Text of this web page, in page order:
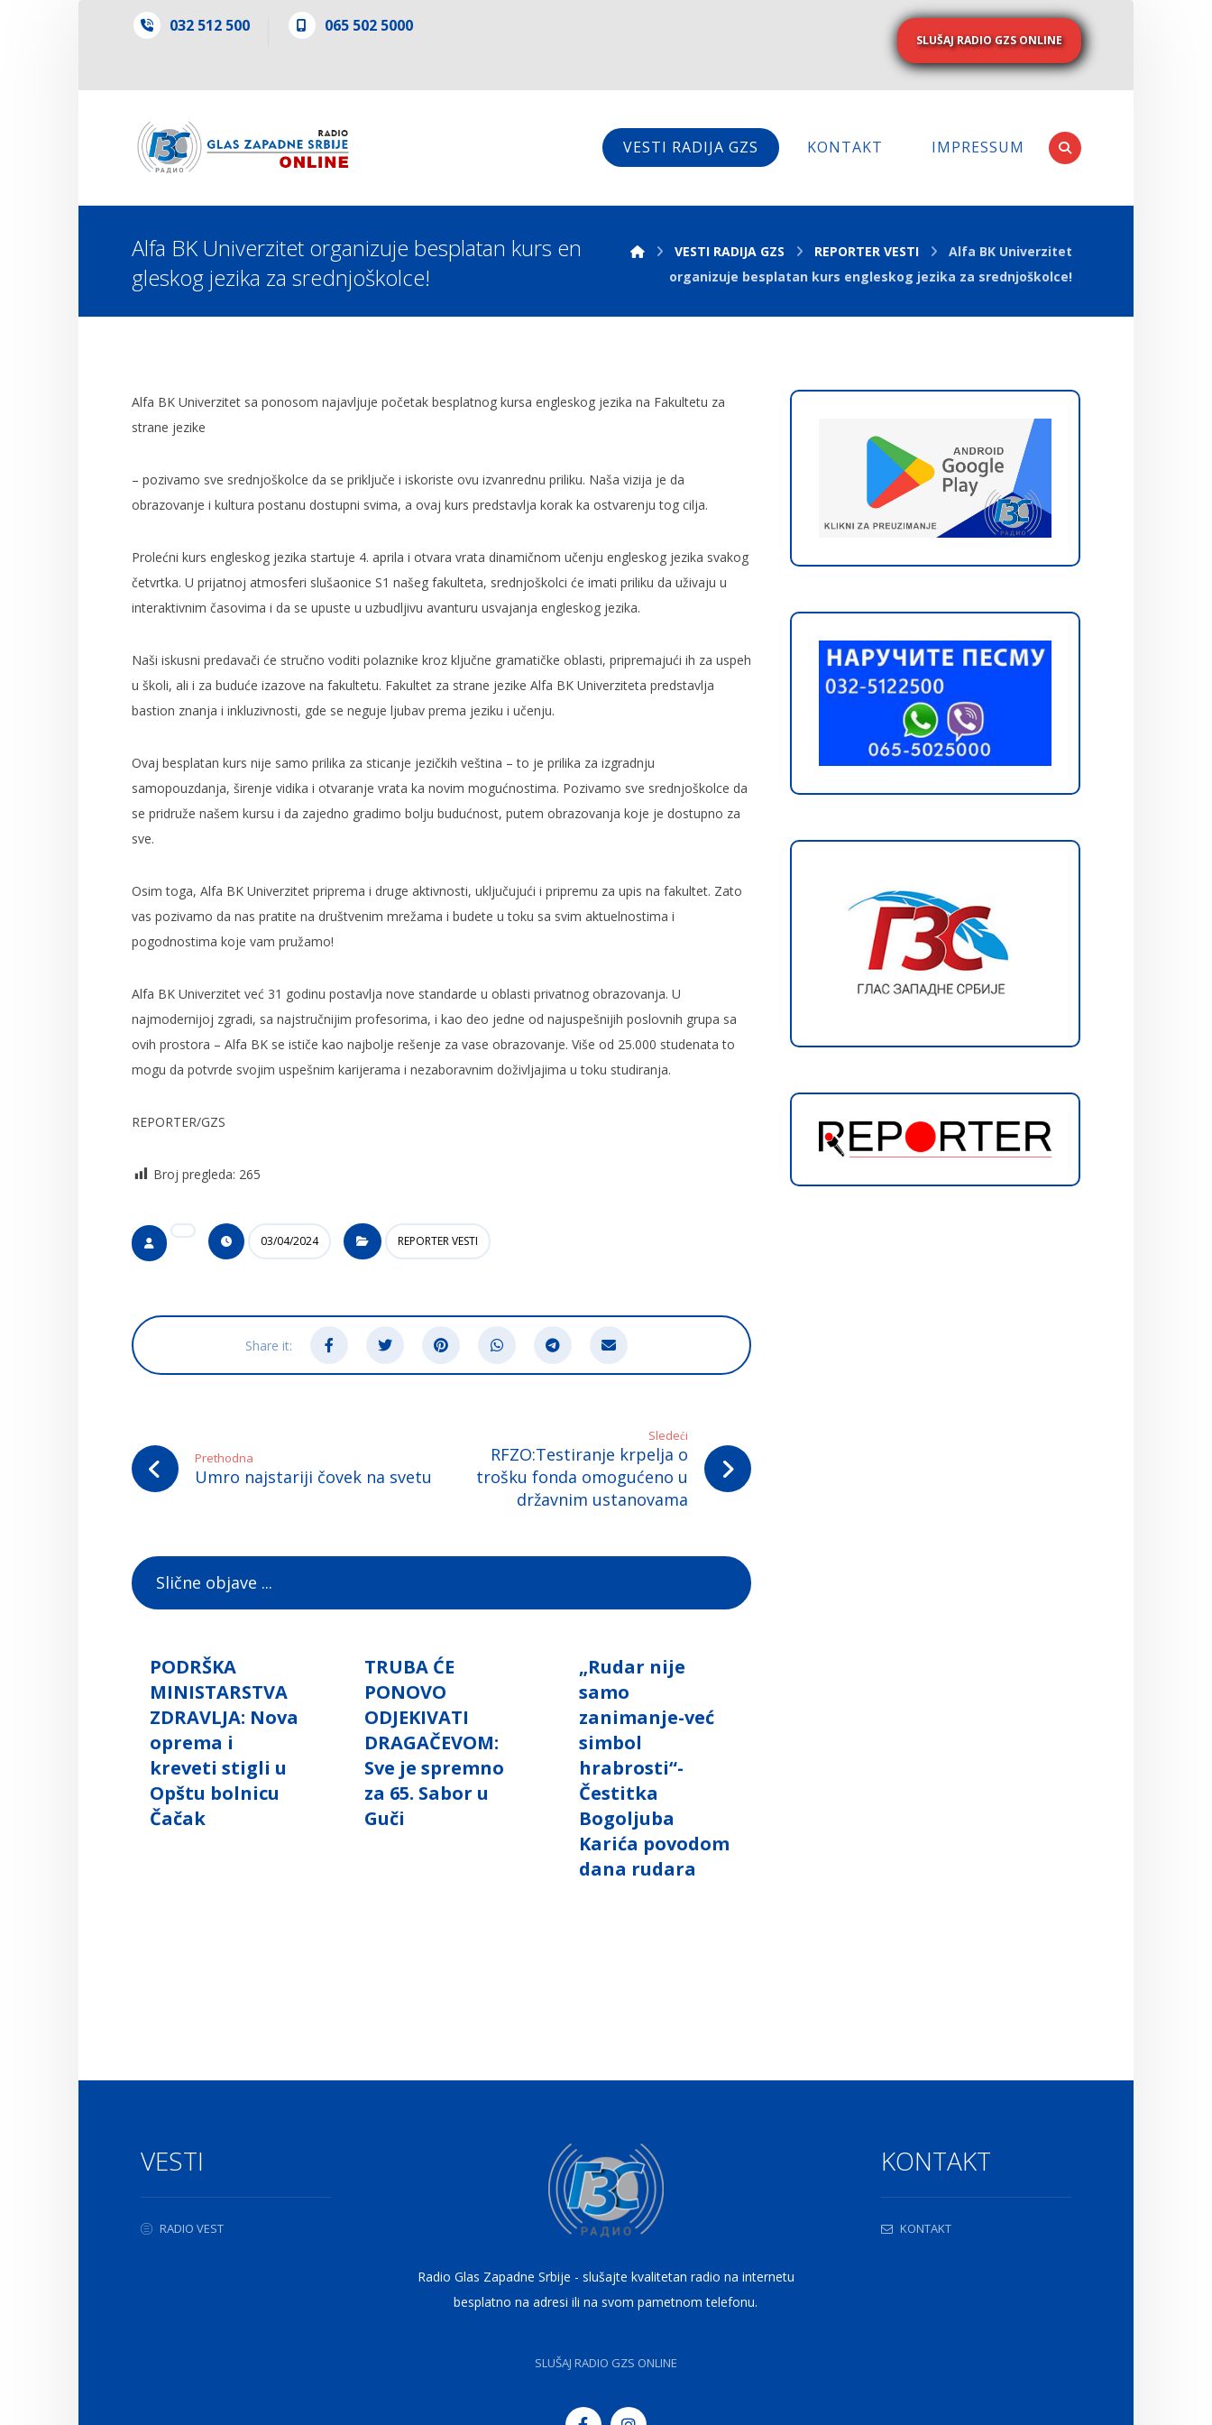
032 512 500 065 502 5000
SLUŠAJ RADIO GZS ONLINE
VESTI RADIJA GZS KONTAKT IMPRESSUM
Alfa BK Univerzitet organizuje besplatan kurs en
gleskog jezika za srednjoškolce!
VESTI RADIJA GZS REPORTER VESTI
Alfa BK Univerzitet
organizuje besplatan kurs engleskog jezika za srednjoškolce!
Alfa BK Univerzitet sa ponosom najavljuje početak besplatnog kursa engleskog jezika na Fakultetu za
strane jezike
– pozivamo sve srednjoškolce da se priključe i iskoriste ovu izvanrednu priliku. Naša vizija je da
obrazovanje i kultura postanu dostupni svima, a ovaj kurs predstavlja korak ka ostvarenju tog cilja.
Prolećni kurs engleskog jezika startuje 4. aprila i otvara vrata dinamičnom učenju engleskog jezika svakog
četvrtka. U prijatnoj atmosferi slušaonice S1 našeg fakulteta, srednjoškolci će imati priliku da uživaju u
interaktivnim časovima i da se upuste u uzbudljivu avanturu usvajanja engleskog jezika.
Naši iskusni predavači će stručno voditi polaznike kroz ključne gramatičke oblasti, pripremajući ih za uspeh
u školi, ali i za buduće izazove na fakultetu. Fakultet za strane jezike Alfa BK Univerziteta predstavlja
bastion znanja i inkluzivnosti, gde se neguje ljubav prema jeziku i učenju.
Ovaj besplatan kurs nije samo prilika za sticanje jezičkih veština – to je prilika za izgradnju
samopouzdanja, širenje vidika i otvaranje vrata ka novim mogućnostima. Pozivamo sve srednjoškolce da
se pridruže našem kursu i da zajedno gradimo bolju budućnost, putem obrazovanja koje je dostupno za
sve.
Osim toga, Alfa BK Univerzitet priprema i druge aktivnosti, uključujući i pripremu za upis na fakultet. Zato
vas pozivamo da nas pratite na društvenim mrežama i budete u toku sa svim aktuelnostima i
pogodnostima koje vam pružamo!
Alfa BK Univerzitet već 31 godinu postavlja nove standarde u oblasti privatnog obrazovanja. U
najmodernijoj zgradi, sa najstručnijim profesorima, i kao deo jedne od najuspešnijih poslovnih grupa sa
ovih prostora – Alfa BK se ističe kao najbolje rešenje za vase obrazovanje. Više od 25.000 studenata to
mogu da potvrde svojim uspešnim karijerama i nezaboravnim doživljajima u toku studiranja.
REPORTER/GZS
Broj pregleda: 265
03/04/2024 REPORTER VESTI
Prethodna
Umro najstariji čovek na svetu
Sledeći
RFZO:Testiranje krpelja o
trošku fonda omogućeno u
državnim ustanovama
Slične objave ...
PODRŠKA
MINISTARSTVA
ZDRAVLJA: Nova
oprema i
kreveti stigli u
Opštu bolnicu
Čačak
TRUBA ĆE
PONOVO
ODJEKIVATI
DRAGAČEVOM:
Sve je spremno
za 65. Sabor u
Guči
„Rudar nije
samo
zanimanje-već
simbol
hrabrosti“-
Čestitka
Bogoljuba
Karića povodom
dana rudara
VESTI
RADIO VEST
Radio Glas Zapadne Srbije - slušajte kvalitetan radio na internetu
besplatno na adresi ili na svom pametnom telefonu.
SLUŠAJ RADIO GZS ONLINE
KONTAKT
KONTAKT